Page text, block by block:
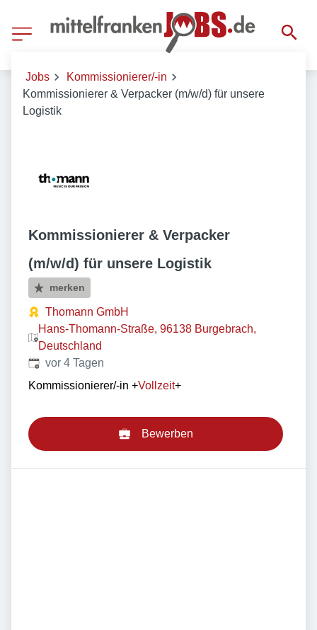
Jobs
Kommissionierer/-in
Kommissionierer & Verpacker (m/w/d) für unsere
Logistik
Kommissionierer & Verpacker
(m/w/d) für unsere Logistik
merken
Thomann GmbH
Hans-Thomann-Straße, 96138 Burgebrach,
Deutschland
Veröffentlicht:
vor 4 Tagen
Kommissionierer/-in +Vollzeit+
Bewerben